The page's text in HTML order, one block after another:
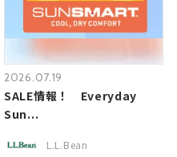
2026.07.19
SALE情報！ Everyday
Sun...
L.L.Bean